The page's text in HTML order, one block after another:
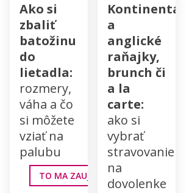
Ako si
zbaliť
batožinu
do
lietadla:
rozmery,
váha a čo
si môžete
vziať na
palubu
TO MA ZAUJÍMA
a
anglické
raňajky,
brunch či
a la
carte:
ako si
vybrať
stravovanie
na
dovolenke